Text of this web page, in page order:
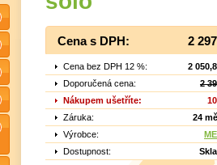
Cena s DPH: 2
Cena bez DPH 12 %:
2
Doporučená cena:
2
Nákupem ušetříte:
Záruka:
24
Výrobce:
Dostupnost: